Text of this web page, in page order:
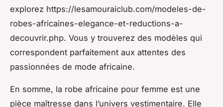
explorez https://lesamouraiclub.com/modeles-de-
robes-africaines-elegance-et-reductions-a-
decouvrir.php. Vous y trouverez des modèles qui
correspondent parfaitement aux attentes des
passionnées de mode africaine.
En somme, la robe africaine pour femme est une
pièce maîtresse dans l’univers vestimentaire. Elle